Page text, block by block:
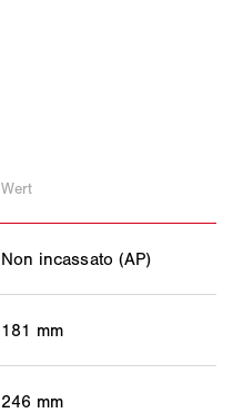
Wert
Non incassato (AP)
181 mm
246 mm